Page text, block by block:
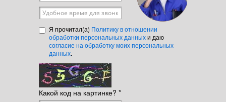
Удобное время для звонка
Я прочитал(а) Политику в отношении
обработки персональных данныхи даю
согласие на обработку моих персональных
данных.
Какой код на картинке? *